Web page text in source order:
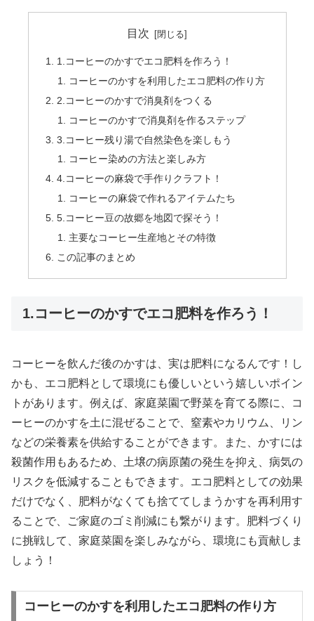
目次
1.コーヒーのかすでエコ肥料を作ろう！
コーヒーのかすを利用したエコ肥料の作り方
2.コーヒーのかすで消臭剤をつくる
コーヒーのかすで消臭剤を作るステップ
3.コーヒー残り湯で自然染色を楽しもう
コーヒー染めの方法と楽しみ方
4.コーヒーの麻袋で手作りクラフト！
コーヒーの麻袋で作れるアイテムたち
5.コーヒー豆の故郷を地図で探そう！
主要なコーヒー生産地とその特徴
この記事のまとめ
1.コーヒーのかすでエコ肥料を作ろう！
コーヒーを飲んだ後のかすは、実は肥料になるんです！し
かも、エコ肥料として環境にも優しいという嬉しいポイン
トがあります。例えば、家庭菜園で野菜を育てる際に、コ
ーヒーのかすを土に混ぜることで、窒素やカリウム、リン
などの栄養素を供給することができます。また、かすには
殺菌作用もあるため、土壌の病原菌の発生を抑え、病気の
リスクを低減することもできます。エコ肥料としての効果
だけでなく、肥料がなくても捨ててしまうかすを再利用す
ることで、ご家庭のゴミ削減にも繋がります。肥料づくり
に挑戦して、家庭菜園を楽しみながら、環境にも貢献しま
しょう！
コーヒーのかすを利用したエコ肥料の作り方